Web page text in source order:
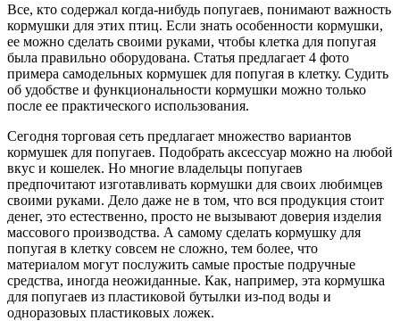
Все, кто содержал когда-нибудь попугаев, понимают важность
кормушки для этих птиц. Если знать особенности кормушки,
ее можно сделать своими руками, чтобы клетка для попугая
была правильно оборудована. Статья предлагает 4 фото
примера самодельных кормушек для попугая в клетку. Судить
об удобстве и функциональности кормушки можно только
после ее практического использования.
Сегодня торговая сеть предлагает множество вариантов
кормушек для попугаев. Подобрать аксессуар можно на любой
вкус и кошелек. Но многие владельцы попугаев
предпочитают изготавливать кормушки для своих любимцев
своими руками. Дело даже не в том, что вся продукция стоит
денег, это естественно, просто не вызывают доверия изделия
массового производства. А самому сделать кормушку для
попугая в клетку совсем не сложно, тем более, что
материалом могут послужить самые простые подручные
средства, иногда неожиданные. Как, например, эта кормушка
для попугаев из пластиковой бутылки из-под воды и
одноразовых пластиковых ложек.